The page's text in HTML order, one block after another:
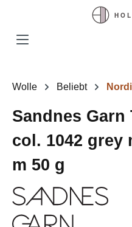
Zum Hauptinhalt springen
Wolle Beliebt
Sandnes Garn
col. 1042 grey
m 50 g